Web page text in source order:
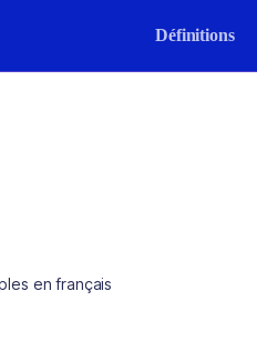
Définitions
en français